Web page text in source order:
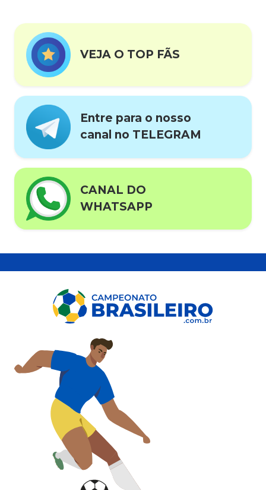
VEJA O TOP FÃS
Entre para o nosso
canal no TELEGRAM
CANAL DO
WHATSAPP